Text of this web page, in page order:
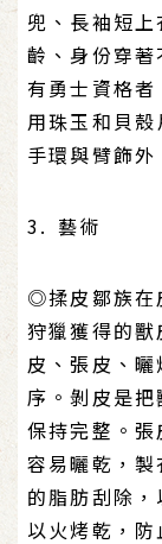
兜、長袖短
齡、身份穿
有勇士資格
用珠玉和貝
手環與臂飾
3. 藝術
◎揉皮鄒族在
狩獵獲得的
皮、張皮、
序。剝皮是
保持完整。
容易曬乾，
的脂肪刮除
以火烤乾，